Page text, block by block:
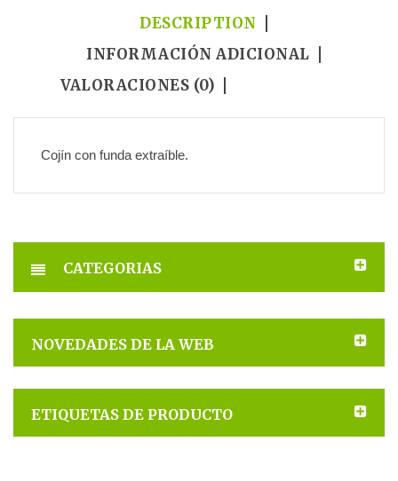
DESCRIPTION
INFORMACIÓN ADICIONAL
VALORACIONES (0)
Cojín con funda extraíble.
CATEGORIAS
NOVEDADES DE LA WEB
ETIQUETAS DE PRODUCTO